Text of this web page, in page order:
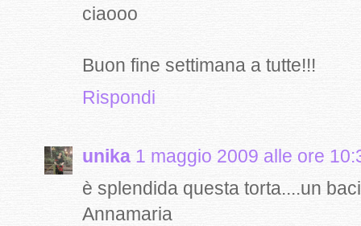
ciaooo
Buon fine settimana a tutte!!!
Rispondi
unika 1 maggio 2009 alle ore
è splendida questa torta....un
Annamaria